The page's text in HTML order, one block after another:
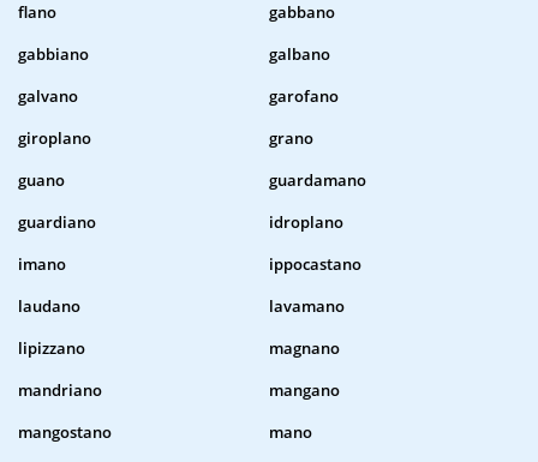
flano
gabbano
gabbiano
galbano
galvano
garofano
giroplano
grano
guano
guardamano
guardiano
idroplano
imano
ippocastano
laudano
lavamano
lipizzano
magnano
mandriano
mangano
mangostano
mano